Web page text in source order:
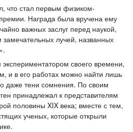
что стал первым физиком-
Награда была вручена ему
важных заслуг перед наукой,
замечательных лучей, названных
своего времени,
и в его работах можно найти лишь
даже тени сомнения. По своим
принадлежал к представителям
половины XIX века; вместе с тем,
ученых, которые открыли